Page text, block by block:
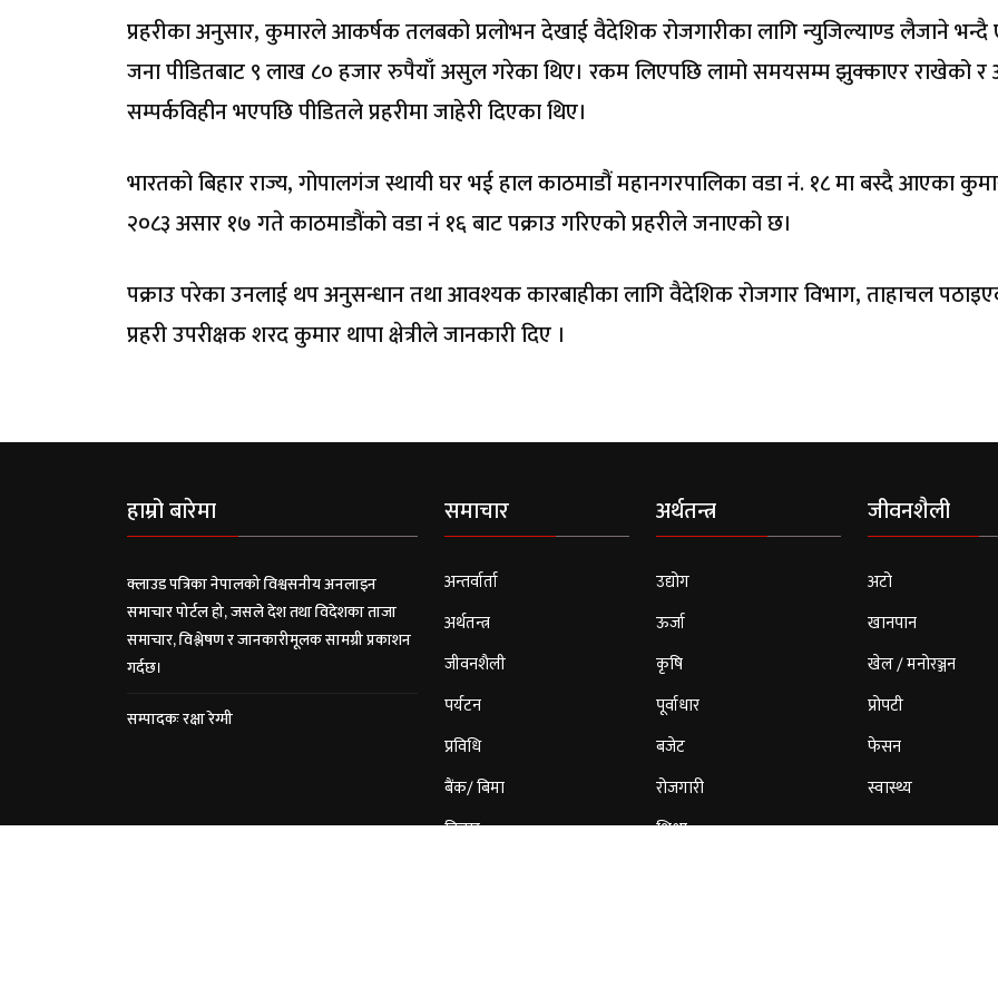
प्रहरीका अनुसार, कुमारले आकर्षक तलबको प्रलोभन देखाई वैदेशिक रोजगारीका लागि न्युजिल्याण्ड लैजाने
जना पीडितबाट ९ लाख ८० हजार रुपैयाँ असुल गरेका थिए। रकम लिएपछि लामो समयसम्म झुक्काएर राखेको र
सम्पर्कविहीन भएपछि पीडितले प्रहरीमा जाहेरी दिएका थिए।
भारतको बिहार राज्य, गोपालगंज स्थायी घर भई हाल काठमाडौं महानगरपालिका वडा नं. १८ मा बस्दै आएका
२०८३ असार १७ गते काठमाडौंको वडा नं १६ बाट पक्राउ गरिएको प्रहरीले जनाएको छ।
पक्राउ परेका उनलाई थप अनुसन्धान तथा आवश्यक कारबाहीका लागि वैदेशिक रोजगार विभाग, ताहाचल
प्रहरी उपरीक्षक शरद कुमार थापा क्षेत्रीले जानकारी दिए ।
हाम्रो बारेमा
क्लाउड पत्रिका नेपालको विश्वसनीय अनलाइन
समाचार पोर्टल हो, जसले देश तथा विदेशका ताजा
समाचार, विश्लेषण र जानकारीमूलक सामग्री प्रकाशन
गर्दछ।
सम्पादकः रक्षा रेग्मी
समाचार
अन्तर्वार्ता
अर्थतन्त्र
जीवनशैली
पर्यटन
प्रविधि
बैंक/ बिमा
विचार
अर्थतन्त्र
उद्योग
ऊर्जा
कृषि
पूर्वाधार
बजेट
रोजगारी
शिक्षा
जीवनशैली
अटो
खानपान
खेल / मनोरञ्जन
प्रोपटी
फेसन
स्वास्थ्य